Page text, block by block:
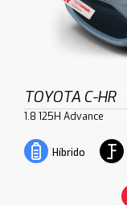
TOYOTA C-HR
1.8 125H Advance
Híbrido